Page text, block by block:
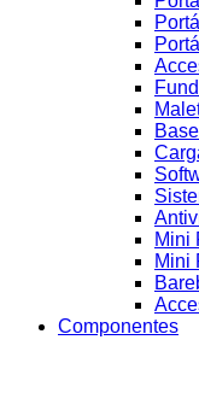
Mini
Mini
Componentes